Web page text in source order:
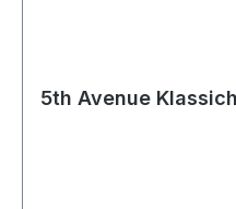
5th Avenue